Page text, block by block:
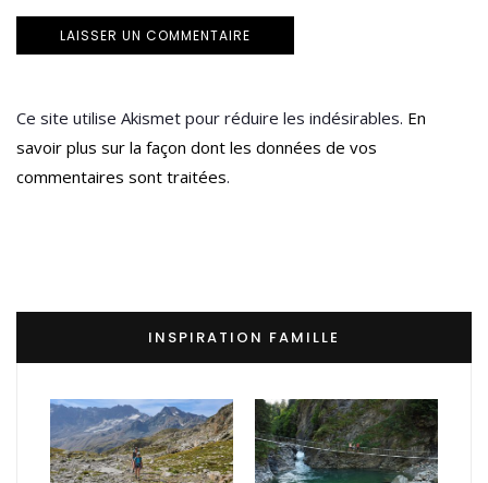
Ce site utilise Akismet pour réduire les indésirables. En
savoir plus sur la façon dont les données de vos
commentaires sont traitées.
INSPIRATION FAMILLE